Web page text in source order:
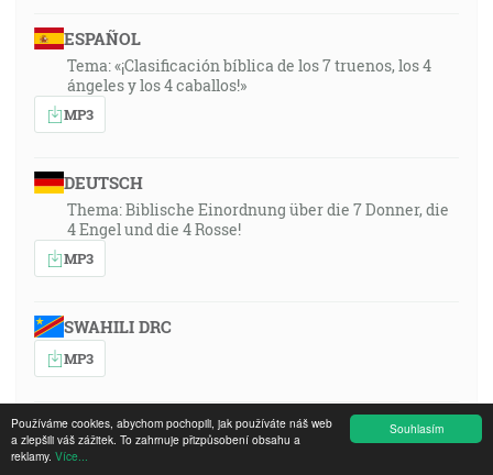
Souhlasím
Používáme cookies, abychom pochopili, jak používáte náš web
a zlepšili váš zážitek. To zahrnuje přizpůsobení obsahu a
reklamy. Více...
ESPAÑOL
Tema: «¡Clasificación bíblica de los 7 truenos, los 4
ángeles y los 4 caballos!»
MP3
DEUTSCH
Thema: Biblische Einordnung über die 7 Donner, die
4 Engel und die 4 Rosse!
MP3
SWAHILI DRC
MP3
ENGLISH
Topic: A biblical placing of the seven thunders, the